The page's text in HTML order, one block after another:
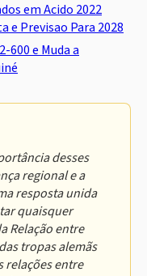
em Acido 2022
e Previsao Para 2028
600 e Muda a
desses
regional e a
resposta unida
quaisquer
Relação entre
tropas alemãs
relações entre